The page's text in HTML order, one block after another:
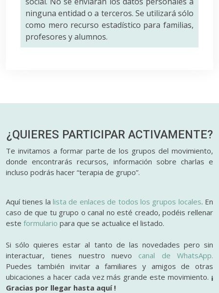
ninguna entidad o a terceros. Se utilizará sólo
como mero recurso estadístico para familias,
profesores y alumnos.
¿QUIERES PARTICIPAR ACTIVAMENTE?
Te invitamos a formar parte de los grupos del movimiento,
donde encontrarás recursos, información sobre charlas e
incluso podrás hacer “terapia de grupo”.
Aquí tienes lalista de enlaces de todos los grupos locales. En
caso de que tu grupo o canal no esté creado, podéis rellenar
este formulario para que se actualice el listado.
Si sólo quieres estar al tanto de las novedades pero sin
interactuar, tienes nuestro nuevo canal de WhatsApp.
Puedes también invitar a familiares y amigos de otras
ubicaciones a hacer cada vez más grande este movimiento. ¡
Gracias por llegar hasta aquí !